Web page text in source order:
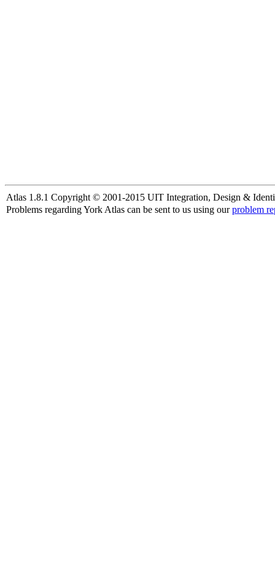
Atlas 1.8.1 Copyright © 2001-2015 UIT Integration, Design &
Problems regarding York Atlas can be sent to us using ourproblem